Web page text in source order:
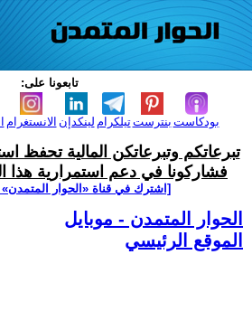
تابعونا على:
الانستغرام لينكدإن تيلكرامبنترست بودكاست
تبرعاتكم وتبرعاتكن المالية تحفظ
فشاركونا في دعم استمرارية هذا
[اشترك في قناة ‫«الحوار
الحوار المتمدن - موبايل
الموقع الرئيسي